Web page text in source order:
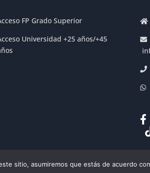
FP Grado Superior
Universidad +25 años/+45
de la Matrícula|Decreto 625/2019
sitio, asumiremos que estás de acuerdo